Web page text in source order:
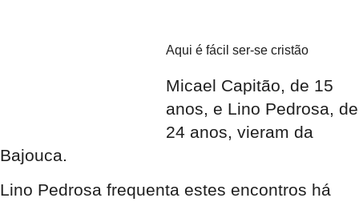
Aqui é fácil ser-se cristão
Micael Capitão, de 15
anos, e Lino Pedrosa, de
24 anos, vieram da
Bajouca.
Lino Pedrosa frequenta estes encontros há